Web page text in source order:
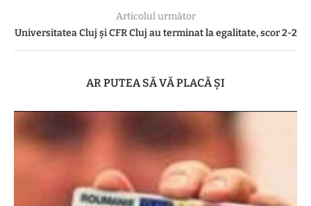
Articolul următor
Universitatea Cluj și CFR Cluj au terminat la egalitate, scor 2-2
AR PUTEA SĂ VĂ PLACĂ ȘI